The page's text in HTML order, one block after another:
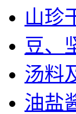
山珍
豆、
汤料
油盐